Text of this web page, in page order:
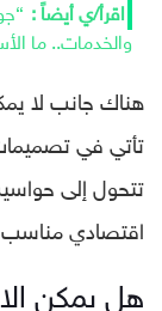
والخدمات.. ما
هناك جانب لا
تأتي في
تتحول إلى
اقتصادي مناسب
هل يمكن